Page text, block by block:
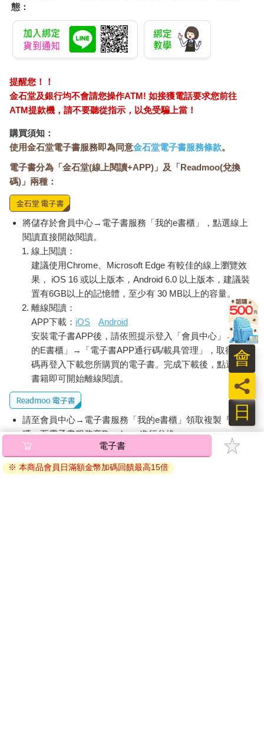
態：
提醒您！！
金石堂及銀行均不會請您操作ATM! 如接獲電話要求您前往
ATM提款機，請不要聽從指示，以免受騙上當！
購買須知：
使用金石堂電子書服務即為同意金石堂電子書服務條款。
電子書分為「金石堂(線上閱讀+APP)」及「Readmoo(兌換
碼)」兩種：
將儲存於會員中心→電子書服務「我的e書櫃」，點選線上
閱讀直接開啟閱讀。
線上閱讀：
建議使用Chrome、Microsoft Edge 有較佳的線上瀏覽效
果， iOS 16 或以上版本，Android 6.0 以上版本，建議裝
置有6GB以上的記憶體，至少有 30 MB以上的容量。
離線閱讀：
APP下載： iOS
Android
安裝電子書APP後，請依照提示登入「會員中心」→「我
的E書櫃」→「電子書APP通行碼/載具管理」，取得通行
碼再登入下載您所購買的電子書。完成下載後，點選任一
書籍即可開始離線閱讀。
請至會員中心→電子書服務「我的e書櫃」領取複製『兌換
碼』至電子書服務商Readmoo進行兌換。
退換貨須知：
因版權保護，您在金石堂所購買的電子書僅能以金石堂專屬
電子書
※ 本商品會員日滿額金幣加碼回饋最高15倍
日
員
會